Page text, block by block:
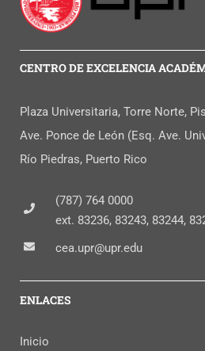
CENTRO DE EXCELENCIA
Plaza Universitaria, Torre Norte,
Ave. Ponce de León (Esq. Ave.
Río Piedras, Puerto Rico
(787) 764 0000
ext. 83236, 83243, 83244,
cea.upr@upr.edu
ENLACES
Inicio